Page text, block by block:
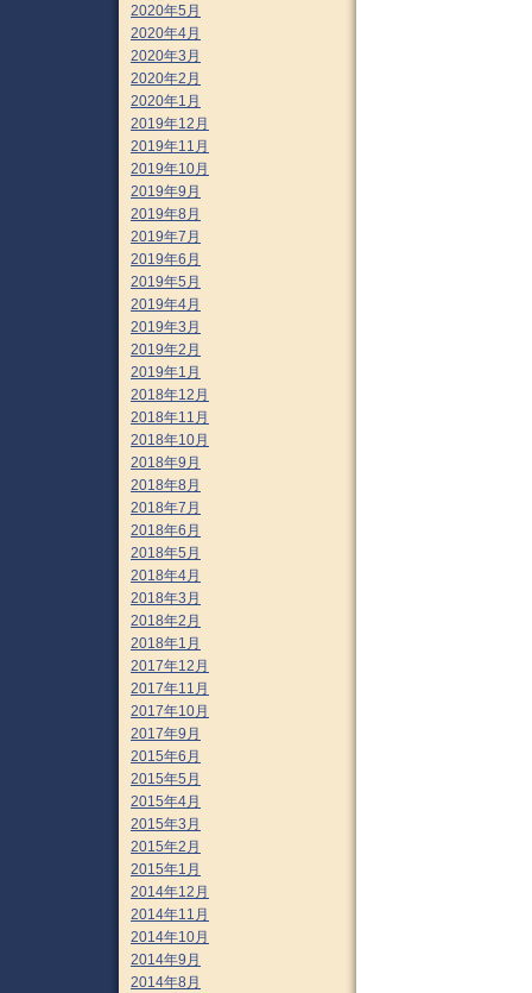
2020年5月
2020年4月
2020年3月
2020年2月
2020年1月
2019年12月
2019年11月
2019年10月
2019年9月
2019年8月
2019年7月
2019年6月
2019年5月
2019年4月
2019年3月
2019年2月
2019年1月
2018年12月
2018年11月
2018年10月
2018年9月
2018年8月
2018年7月
2018年6月
2018年5月
2018年4月
2018年3月
2018年2月
2018年1月
2017年12月
2017年11月
2017年10月
2017年9月
2015年6月
2015年5月
2015年4月
2015年3月
2015年2月
2015年1月
2014年12月
2014年11月
2014年10月
2014年9月
2014年8月